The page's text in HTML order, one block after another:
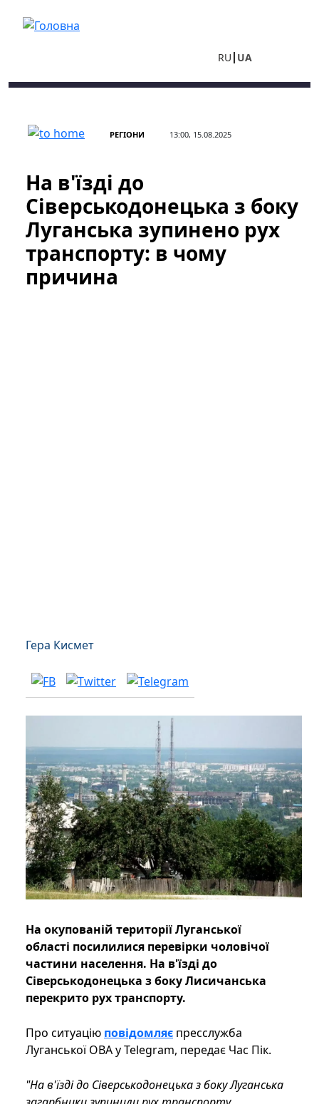
RU UA
РЕГІОНИ 13:00, 15.08.2025
На в'їзді до
Сіверськодонецька з боку
Луганська зупинено рух
транспорту: в чому
причина
Гера Кисмет
На окупованій території Луганської
області посилилися перевірки чоловічої
частини населення. На в'їзді до
Сіверськодонецька з боку Лисичанська
перекрито рух транспорту.
Про ситуацію повідомляє пресслужба
Луганської ОВА у Telegram, передає Час Пік.
"На в'їзді до Сіверськодонецька з боку Луганська